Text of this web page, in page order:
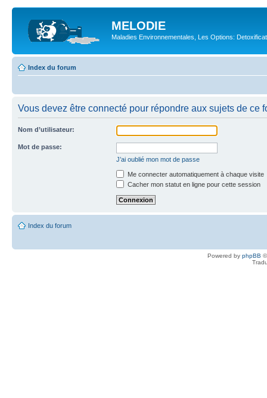
MELODIE
Maladies Environnementales, Les Options:
Index du forum
Vous devez être connecté pour répondre aux sujets de ce
Nom d’utilisateur:
Mot de passe:
J’ai oublié mon mot de passe
Me connecter automatiquement à chaque visite
Cacher mon statut en ligne pour cette session
Index du forum
Powered by phpBB